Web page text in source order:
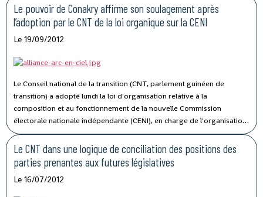
050 personnes décédées qu'on continue de payer régulièrement et 932 cas
d'abandon de postes de travail
Le pouvoir de Conakry affirme son soulagement après
l’adoption par le CNT de la loi organique sur la CENI
Le 19/09/2012
Le Conseil national de la transition (CNT, parlement guinéen de
transition) a adopté lundi la loi d'organisation relative à la
composition et au fonctionnement de la nouvelle Commission
électorale nationale indépendante (CENI), en charge de l'organisation
de toutes les élections politiques en Guinée. Dans son exposé de
motif, le rapporteur de l'inter-commission du CNT Mohamed Traoré
a noté que cette composition de la CENI doit tenir compte d'une parité
dans la désignation des représentants des deux tendances politiques.
Le CNT dans une logique de conciliation des positions des
parties prenantes aux futures législatives
Le 16/07/2012